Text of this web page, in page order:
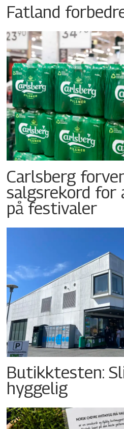
Fatland
Carlsberg
salgsrekord for
på festivaler
Butikktesten:
hyggelig